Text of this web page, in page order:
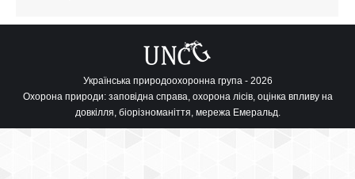
Українська природоохоронна група - 2026
Охорона природи: заповідна справа, охорона лісів, оцінка впливу на
довкілля, біорізноманіття, мережа Емеральд.